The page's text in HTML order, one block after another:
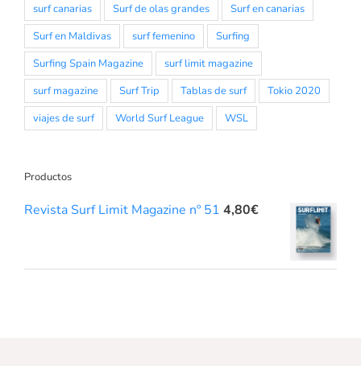
surf canarias
Surf de olas grandes
Surf en canarias
Surf en Maldivas
surf femenino
Surfing
Surfing Spain Magazine
surf limit magazine
surf magazine
Surf Trip Tablas de surf
Tokio 2020
viajes de surf
World Surf League WSL
Productos
Revista Surf Limit Magazine nº 51 4,80€